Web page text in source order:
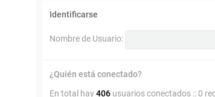
Identificarse
Nombre de Usuario:
¿Quién está conectado?
En total hay406 usuarios conectados :: 0